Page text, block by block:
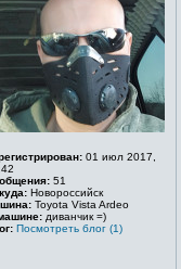
01 июл 2017,
51
Новороссийск
Toyota Vista Ardeo
диванчик =)
Посмотреть блог (1)